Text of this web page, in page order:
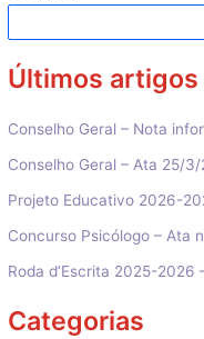
Últimos artigos
Conselho Geral – Nota
Conselho Geral – Ata 25/
Projeto Educativo 2026-
Concurso Psicólogo – Ata
Roda d’Escrita 2025-2026
Categorias